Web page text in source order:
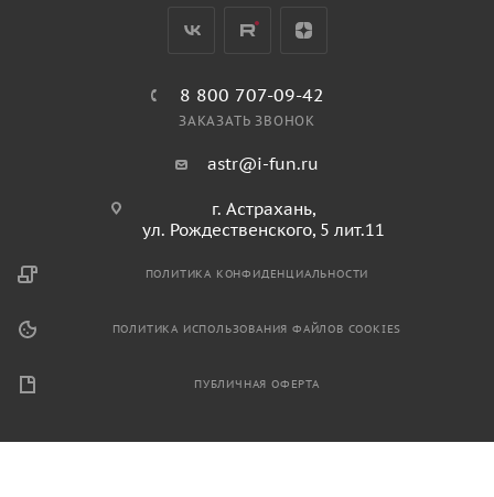
8 800 707-09-42
ЗАКАЗАТЬ ЗВОНОК
astr@i-fun.ru
г. Астрахань,
ул. Рождественского, 5 лит.11
ПОЛИТИКА КОНФИДЕНЦИАЛЬНОСТИ
ПОЛИТИКА ИСПОЛЬЗОВАНИЯ ФАЙЛОВ COOKIES
ПУБЛИЧНАЯ ОФЕРТА